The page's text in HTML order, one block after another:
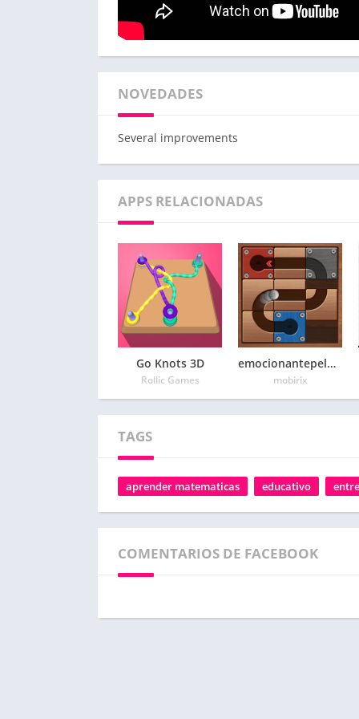
NOVEDADES
Several improvements
APPS RELACIONADAS
Go Knots 3D
Rollic Games
emocionantepelota rompecabezas
mobirix
TAGS
aprender matematicas educativo
COMENTARIOS DE FACEBOOK